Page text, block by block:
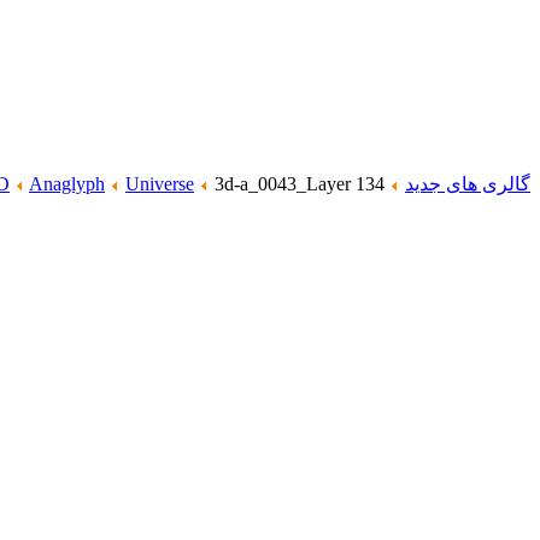
گالری های جدید Anaglyph Universe 3d-a_0043_Layer 134